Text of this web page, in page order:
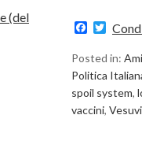
Facebook
Posted in:
Politica
spoil system,
vaccini,
(del